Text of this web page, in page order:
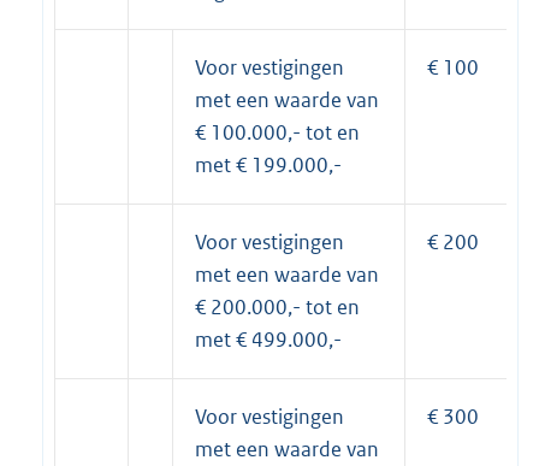
Voor vestigingen
met een waarde van
€ 100.000,- tot en
met € 199.000,-
€ 100
Voor vestigingen
met een waarde van
€ 200.000,- tot en
met € 499.000,-
€ 200
Voor vestigingen
met een waarde van
€ 300